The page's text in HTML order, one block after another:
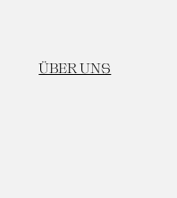
ÜBER UNS